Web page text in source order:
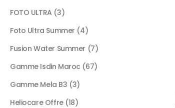
FOTO ULTRA 3
Foto Ultra Summer 4
Fusion Water Summer 7
Gamme Isdin Maroc 67
Gamme Mela B3 3
Heliocare Offre 18